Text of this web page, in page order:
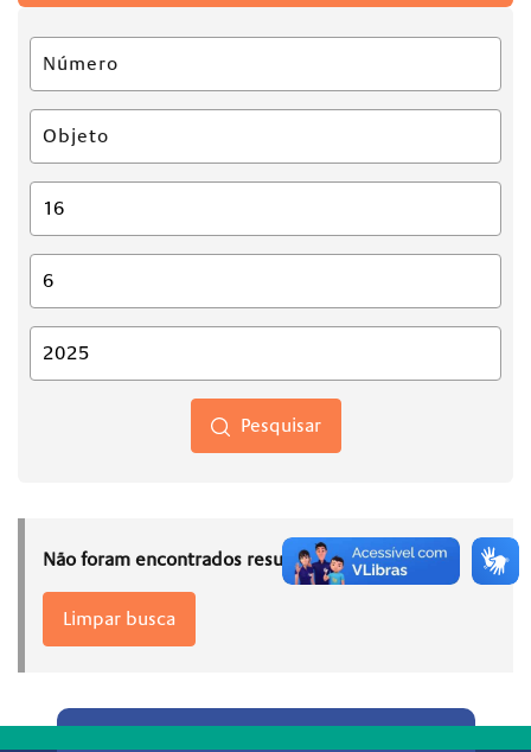
Pesquisar
Não foram encontrados resultados.
Limpar busca